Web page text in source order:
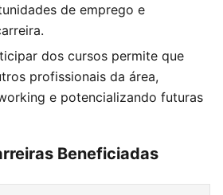
de emprego e
dos cursos permite que
profissionais da área,
e potencializando futuras
Beneficiadas